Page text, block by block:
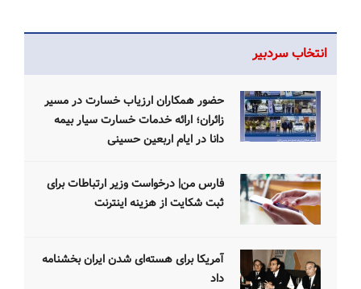
انتخاب سردبیر
حضور همکاران ارزیاب خسارت در مسیر
زائران؛ ارائه خدمات خسارت سیار بیمه
دانا در ایام اربعین حسینی
فارس من| درخواست وزیر ارتباطات برای
ثبت شکایت از هزینه اینترنت
آمریکا برای هسته‌ای شدن ایران بخشنامه
داد